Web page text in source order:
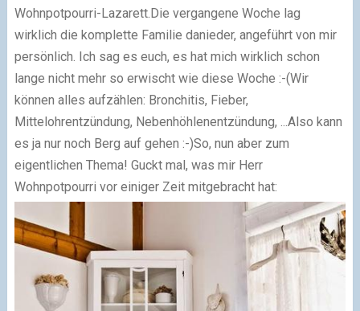
Wohnpotpourri-Lazarett. Die vergangene Woche lag
wirklich die komplette Familie danieder, angeführt von mir
persönlich. Ich sag es euch, es hat mich wirklich schon
lange nicht mehr so erwischt wie diese Woche :-(Wir
können alles aufzählen: Bronchitis, Fieber,
Mittelohrentzündung, Nebenhöhlenentzündung, ... Also kann
es ja nur noch Berg auf gehen :-)So, nun aber zum
eigentlichen Thema! Guckt mal, was mir Herr
Wohnpotpourri vor einiger Zeit mitgebracht hat: